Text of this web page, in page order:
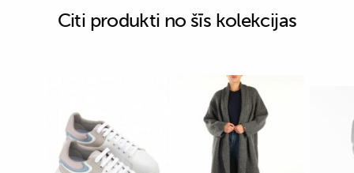
Citi produkti no šīs kolekcijas